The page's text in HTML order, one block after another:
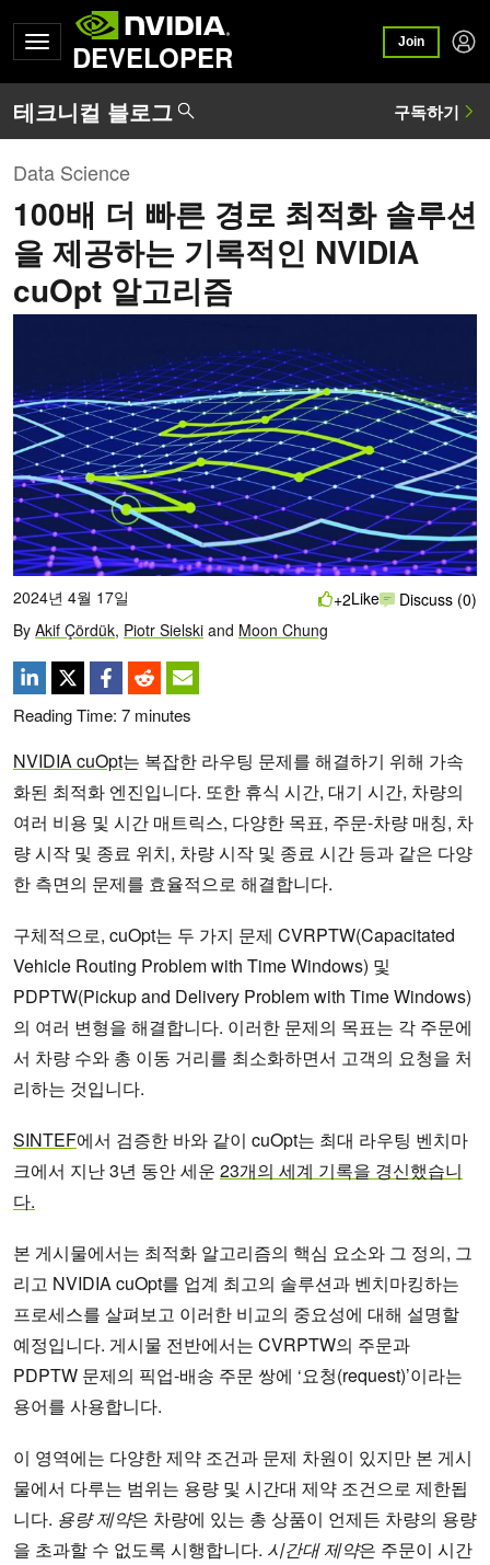
DEVELOPER Join
Data Science
100배 더 빠른 경로 최적화 솔루션
을 제공하는 기록적인 NVIDIA
cuOpt 알고리즘
2024년 4월 17일
By Akif Çördük, Piotr Sielski and Moon Chung
+2Like Discuss (0)
Reading Time: 7 minutes
NVIDIA cuOpt는 복잡한 라우팅 문제를 해결하기 위해 가속
화된 최적화 엔진입니다. 또한 휴식 시간, 대기 시간, 차량의
여러 비용 및 시간 매트릭스, 다양한 목표, 주문-차량 매칭, 차
량 시작 및 종료 위치, 차량 시작 및 종료 시간 등과 같은 다양
한 측면의 문제를 효율적으로 해결합니다.
구체적으로, cuOpt는 두 가지 문제 CVRPTW(Capacitated
Vehicle Routing Problem with Time Windows) 및
PDPTW(Pickup and Delivery Problem with Time Windows)
의 여러 변형을 해결합니다. 이러한 문제의 목표는 각 주문에
서 차량 수와 총 이동 거리를 최소화하면서 고객의 요청을 처
리하는 것입니다.
SINTEF에서 검증한 바와 같이 cuOpt는 최대 라우팅 벤치마
크에서 지난 3년 동안 세운 23개의 세계 기록을 경신했습니
다.
본 게시물에서는 최적화 알고리즘의 핵심 요소와 그 정의, 그
리고 NVIDIA cuOpt를 업계 최고의 솔루션과 벤치마킹하는
프로세스를 살펴보고 이러한 비교의 중요성에 대해 설명할
예정입니다. 게시물 전반에서는 CVRPTW의 주문과
PDPTW 문제의 픽업-배송 주문 쌍에 ‘요청(request)’이라는
용어를 사용합니다.
이 영역에는 다양한 제약 조건과 문제 차원이 있지만 본 게시
물에서 다루는 범위는 용량 및 시간대 제약 조건으로 제한됩
니다. 용량 제약은 차량에 있는 총 상품이 언제든 차량의 용량
을 초과할 수 없도록 시행합니다. 시간대 제약은 주문이 시간